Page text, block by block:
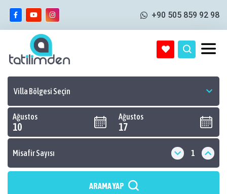
+90 505 859 92 98
Ağustos
10
Ağustos
17
Misafir Sayısı
ARAMA YAP